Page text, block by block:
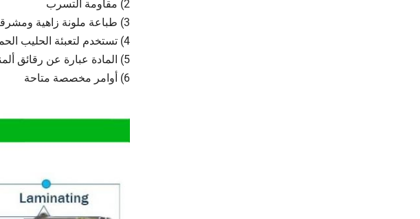
2) مقاومة التسرب
3) طباعة ملونة زاهية ومشرقة
4) تستخدم لتعبئة الحليب الحمضي والحليب وأوعية PP الأخرى وأوعية PS و PE
5) المادة عبارة عن رقائق ألمنيوم يمكن إعادة تدويرها للحفاظ على البيئة
6) أوامر مخصصة متاحة